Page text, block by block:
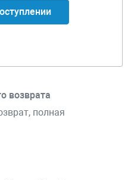
возврата
полная